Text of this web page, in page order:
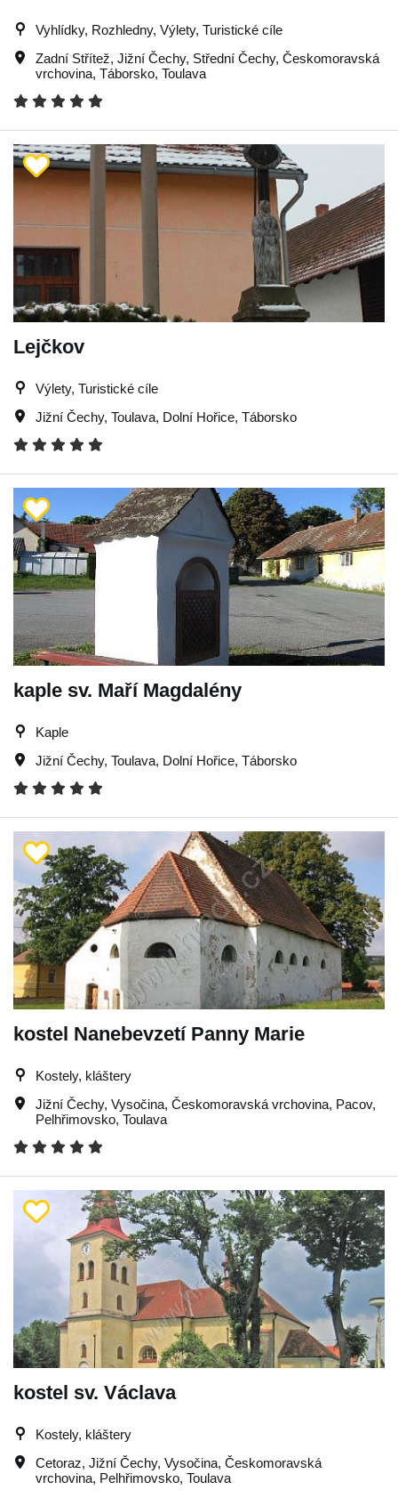
Vyhlídky, Rozhledny, Výlety, Turistické cíle
Zadní Střítež, Jižní Čechy, Střední Čechy, Českomoravská
vrchovina, Táborsko, Toulava
Lejčkov
Výlety, Turistické cíle
Jižní Čechy, Toulava, Dolní Hořice, Táborsko
kaple sv. Maří Magdalény
Kaple
Jižní Čechy, Toulava, Dolní Hořice, Táborsko
kostel Nanebevzetí Panny Marie
Kostely, kláštery
Jižní Čechy, Vysočina, Českomoravská vrchovina, Pacov,
Pelhřimovsko, Toulava
kostel sv. Václava
Kostely, kláštery
Cetoraz, Jižní Čechy, Vysočina, Českomoravská
vrchovina, Pelhřimovsko, Toulava